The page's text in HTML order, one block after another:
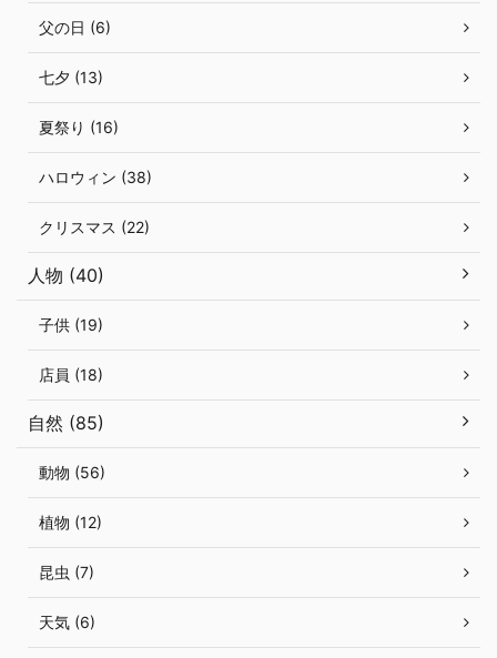
父の日 (6)
七夕 (13)
夏祭り (16)
ハロウィン (38)
クリスマス (22)
人物 (40)
子供 (19)
店員 (18)
自然 (85)
動物 (56)
植物 (12)
昆虫 (7)
天気 (6)